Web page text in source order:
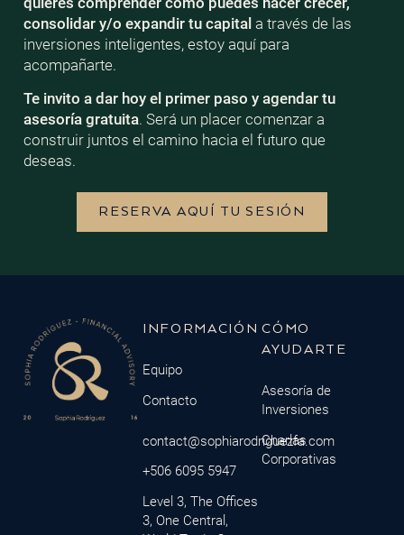
consolidar y/o expandir tu capital a través de las
inversiones inteligentes, estoy aquí para
acompañarte.
Te invito a dar hoy el primer paso y agendar tu
asesoría gratuita. Será un placer comenzar a
construir juntos el camino hacia el futuro que
deseas.
RESERVA AQUÍ TU SESIÓN
INFORMACIÓN
Equipo
Contacto
contact@sophiarodriguezfa.com
+506 6095 5947
Level 3, The Offices
3, One Central,
CÓMO
AYUDARTE
Asesoría de
Inversiones
Charlas
Corporativas